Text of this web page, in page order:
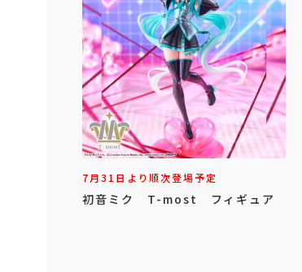
7月31日より順次登場予定
初音ミク T-most フィギュア